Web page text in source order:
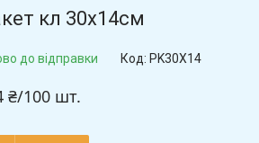
кл 30x14см
до відправки Код: PK30X14
₴/100 шт.